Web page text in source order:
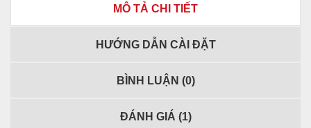
MÔ TẢ CHI TIẾT
HƯỚNG DẪN CÀI ĐẶT
BÌNH LUẬN (0)
ĐÁNH GIÁ (1)